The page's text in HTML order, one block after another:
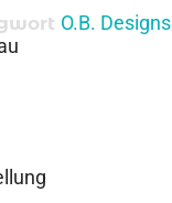
O.B. Designs